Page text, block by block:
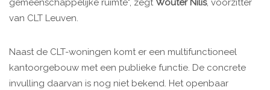
gemeenschappelijke ruimte", zegtWouter Nilis, voorzitter
van CLT Leuven.
Naast de CLT-woningen komt er een multifunctioneel
kantoorgebouw met een publieke functie. De concrete
invulling daarvan is nog niet bekend. Het openbaar